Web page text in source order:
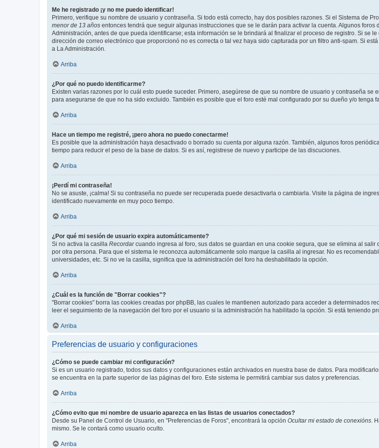
Me he registrado ¡y no me puedo identificar!
Primero, verifique su nombre de usuario y contraseña. Si todo está correcto, hay dos posibles razones. Si el Sistema de
menor de 13 años entonces tendrá que seguir algunas instrucciones que se le darán para activar la cuenta. Algunos
Administración, antes de que pueda identificarse; esta información se le brindará al finalizar el proceso de registro. Si se
dirección de correo electrónico que proporcionó no es correcta o tal vez haya sido capturada por un filtro anti-spam. Si
a La Administración.
Arriba
¿Por qué no puedo identificarme?
Existen varias razones por lo cuál esto puede suceder. Primero, asegúrese de que su nombre de usuario y contraseña
para asegurarse de que no ha sido excluido. También es posible que el foro esté mal configurado por su dueño y/o tenga
Arriba
Hace un tiempo me registré, ¡pero ahora no puedo conectarme!
Es posible que la administración haya desactivado o borrado su cuenta por alguna razón. También, algunos foros
tiempo para reducir el peso de la base de datos. Si es así, registrese de nuevo y participe de las discuciones.
Arriba
¡Perdí mi contraseña!
No se asuste, ¡calma! Si su contraseña no puede ser recuperada puede desactivarla o cambiarla. Visite la página de
identificado nuevamente en muy poco tiempo.
Arriba
¿Por qué mi sesión de usuario expira automáticamente?
Si no activa la casilla Recordarcuando ingresa al foro, sus datos se guardan en una cookie segura, que se elimina al
por otra persona. Para que el sistema le reconozca automáticamente solo marque la casilla al ingresar. No es
universidades, etc. Si no ve la casilla, significa que la administración del foro ha deshabilitado la opción.
Arriba
¿Cuál es la función de "Borrar cookies"?
"Borrar cookies" borra las cookies creadas por phpBB, las cuales le mantienen autorizado para acceder a determinados
leer el seguimiento de la navegación del foro por el usuario si la administración ha habilitado la opción. Si está teniendo
Arriba
Preferencias de usuario y configuraciones
¿Cómo se puede cambiar mi configuración?
Si es un usuario registrado, todos sus datos y configuraciones están archivados en nuestra base de datos. Para
se encuentra en la parte superior de las páginas del foro. Este sistema le permitirá cambiar sus datos y preferencias.
Arriba
¿Cómo evito que mi nombre de usuario aparezca en las listas de usuarios conectados?
Desde su Panel de Control de Usuario, en "Preferencias de Foros", encontrará la opción Ocultar mi estado de conexións .
mismo. Se le contará como usuario oculto.
Arriba